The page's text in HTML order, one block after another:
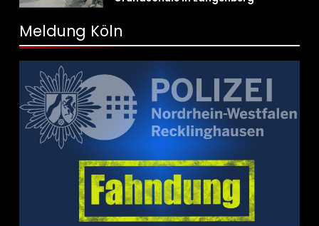
Meldung Köln